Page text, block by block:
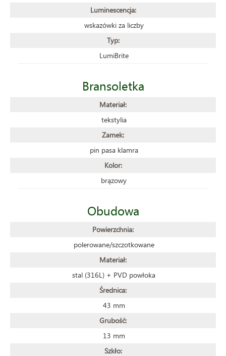
Luminescencja:
wskazówki za liczby
Typ:
LumiBrite
Bransoletka
Materiał:
tekstylia
Zamek:
pin pasa klamra
Kolor:
brązowy
Obudowa
Powierzchnia:
polerowane/szczotkowane
Materiał:
stal (316L) + PVD powłoka
Średnica:
43 mm
Grubość:
13 mm
Szkło: